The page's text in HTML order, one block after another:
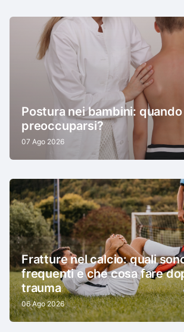
Postura nei bambini:
preoccuparsi?
07 Ago 2026
Fratture nel calcio: quali
frequenti e che cosa fare
trauma
06 Ago 2026